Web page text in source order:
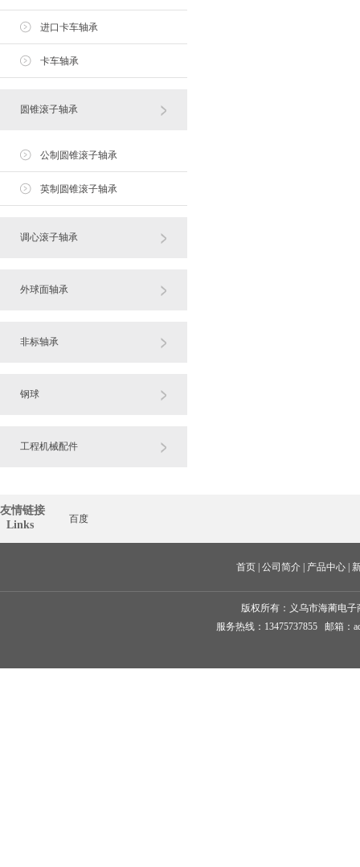
进口卡车轴承
卡车轴承
圆锥滚子轴承
公制圆锥滚子轴承
英制圆锥滚子轴承
调心滚子轴承
外球面轴承
非标轴承
钢球
工程机械配件
友情链接
  Links
百度
首页 | 公司简介 | 产品中心 |
版权所有： 义乌市海蔺电子
服务热线：13475737855 邮箱：